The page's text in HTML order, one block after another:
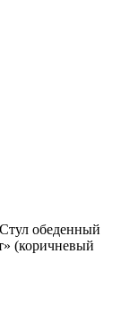
Стул обеденный
(коричневый